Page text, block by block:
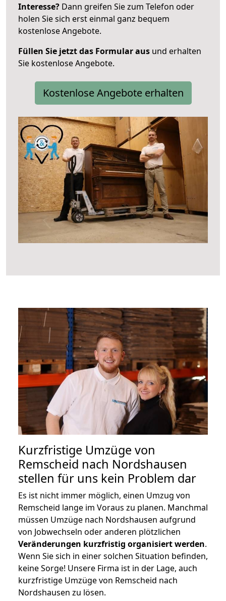
Interesse? Dann greifen Sie zum Telefon oder
holen Sie sich erst einmal ganz bequem
kostenlose Angebote.
Füllen Sie jetzt das Formular aus und erhalten
Sie kostenlose Angebote.
Kostenlose Angebote erhalten
Kurzfristige Umzüge von
Remscheid nach Nordshausen
stellen für uns kein Problem dar
Es ist nicht immer möglich, einen Umzug von
Remscheid lange im Voraus zu planen. Manchmal
müssen Umzüge nach Nordshausen aufgrund
von Jobwechseln oder anderen plötzlichen
Veränderungen kurzfristig organisiert werden.
Wenn Sie sich in einer solchen Situation befinden,
keine Sorge! Unsere Firma ist in der Lage, auch
kurzfristige Umzüge von Remscheid nach
Nordshausen zu lösen.